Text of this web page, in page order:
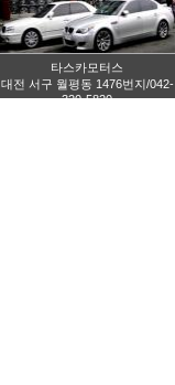
타스카모터스
대전 서구 월평동 1476번지/042-
320-5820